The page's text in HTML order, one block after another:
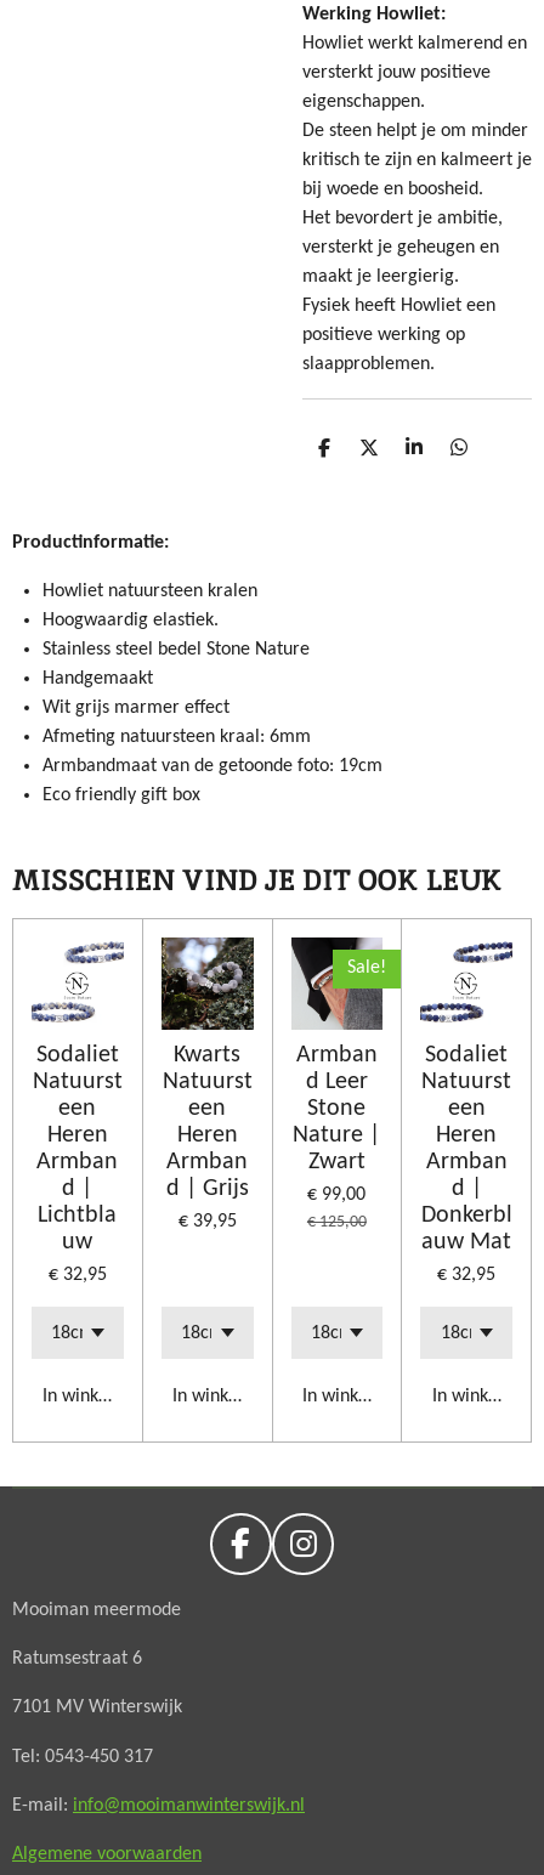
Werking Howliet:
Howliet werkt kalmerend en
versterkt jouw positieve
eigenschappen.
De steen helpt je om minder
kritisch te zijn en kalmeert je
bij woede en boosheid.
Het bevordert je ambitie,
versterkt je geheugen en
maakt je leergierig.
Fysiek heeft Howliet een
positieve werking op
slaapproblemen.
D
D
S
D
Productinformatie:
Howliet natuursteen kralen
Hoogwaardig elastiek.
Stainless steel bedel Stone Nature
Handgemaakt
Wit grijs marmer effect
Afmeting natuursteen kraal: 6mm
Armbandmaat van de getoonde foto: 19cm
Eco friendly gift box
MISSCHIEN VIND JE DIT OOK LEUK
Sodaliet
Natuurst
een
Heren
Armban
d |
Lichtbla
uw
€ 32,95
In winkelwagen
Kwarts
Natuurst
een
Heren
Armban
d | Grijs
€ 39,95
In winkelwagen
Sale!
Armban
d Leer
Stone
Nature |
Zwart
€ 99,00
€ 125,00
In winkelwagen
Sodaliet
Natuurst
een
Heren
Armban
d |
Donkerbl
auw Mat
€ 32,95
In
F
I
Mooiman meermode
Ratumsestraat 6
7101 MV Winterswijk
Tel: 0543-450 317
E-mail: info@mooimanwinterswijk.nl
Algemene voorwaarden